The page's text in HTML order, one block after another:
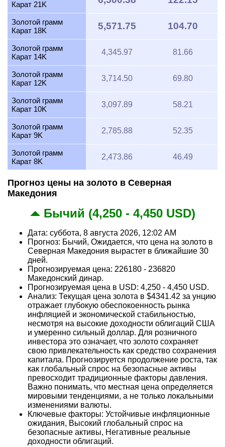
Карат 21K
Золотой грамм
Карат 18K
5,571.75 104.70
Золотой грамм
Карат 14K
4,345.97 81.66
Золотой грамм
Карат 12K
3,714.50 69.80
Золотой грамм
Карат 10K
3,097.89 58.21
Золотой грамм
Карат 9K
2,785.88 52.35
Золотой грамм
Карат 8K
2,473.86 46.49
Прогноз цены на золото в Северная
Македония
Бычий (4,250 - 4,450 USD)
Дата: суббота, 8 августа 2026, 12:02 AM
Прогноз: Бычий, Ожидается, что цена на золото в
Северная Македония вырастет в ближайшие 30
дней.
Прогнозируемая цена: 226180 - 236820
Македонский динар.
Прогнозируемая цена в USD: 4,250 - 4,450 USD.
Анализ: Текущая цена золота в $4341.42 за унцию
отражает глубокую обеспокоенность рынка
инфляцией и экономической стабильностью,
несмотря на высокие доходности облигаций США
и умеренно сильный доллар. Для розничного
инвестора это означает, что золото сохраняет
свою привлекательность как средство сохранения
капитала. Прогнозируется продолжение роста, так
как глобальный спрос на безопасные активы
превосходит традиционные факторы давления.
Важно понимать, что местная цена определяется
мировыми тенденциями, а не только локальными
изменениями валюты.
Ключевые факторы: Устойчивые инфляционные
ожидания, Высокий глобальный спрос на
безопасные активы, Негативные реальные
доходности облигаций.